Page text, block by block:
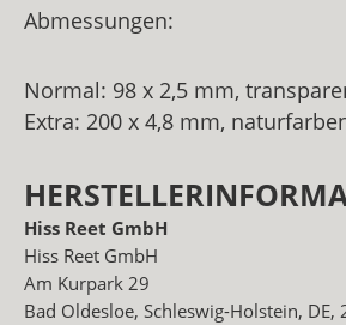
Abmessungen:
Normal: 98 x 2,5 mm,
Extra: 200 x 4,8 mm,
Hiss Reet GmbH
Hiss Reet GmbH
Am Kurpark 29
Bad Oldesloe, Schleswig-Holstein, DE,